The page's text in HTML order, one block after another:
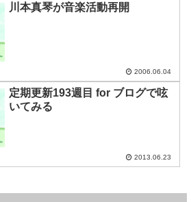
川本真琴が音楽活動再開
2006.06.04
定期更新193週目 for ブログで呟
いてみる
2013.06.23